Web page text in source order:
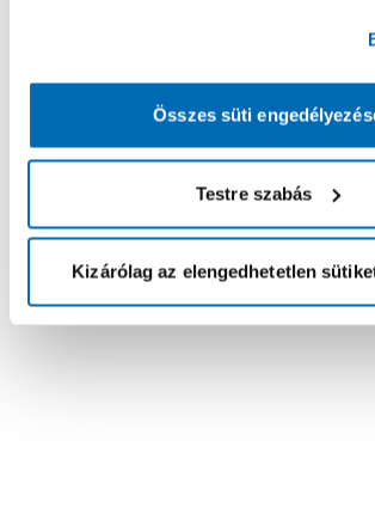
Összes süti
Testre szabás
Kizárólag az elengedhetetlen